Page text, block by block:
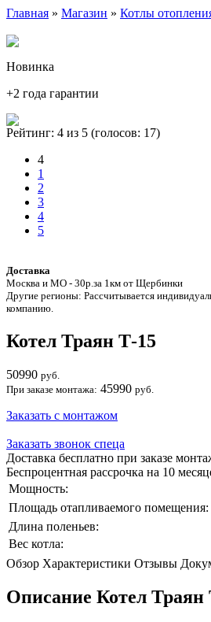
Главная » Магазин » Котлы
Новинка
+2 года гарантии
Рейтинг: 4 из 5 (голосов: 17)
4
1
2
3
4
5
Доставка
Москва и МО - 30р.за 1км от Щербинки
Другие регионы: Рассчитывается
компанию.
Котел Траян Т-15
50990 руб.
При заказе монтажа: 45990 руб.
Заказать с монтажом
Заказать звонок спеца
Доставка бесплатно при заказе
Беспроцентная рассрочка на 10
Мощность:
Площадь отапливаемого помещения:
Длина поленьев:
Вес котла:
Обзор Характеристики Отзывы
Описание Котел Траян